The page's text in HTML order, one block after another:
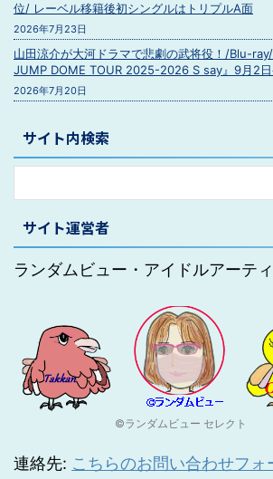
位/ レーベル移籍後初シングルはトリプルA面
2026年7月23日
山田涼介が大河ドラマで悲劇の武将役！/Blu-
JUMP DOME TOUR 2025-2026 S say』9月2日
2026年7月20日
サイト内検索
サイト運営者
ランダムビュー・アイドルアーテ
©ランダムビュー セレクト
連絡先: こちらのお問い合わせフォ